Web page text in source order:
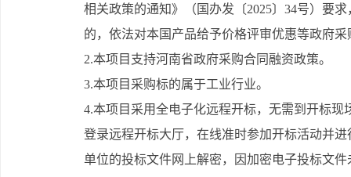
相关政策的通知》（国办发〔2025〕34号）要
的，依法对本国产品给予价格评审优惠等政府
2.本项目支持河南省政府采购合同融资政策。
3.本项目采购标的属于工业行业。
4.本项目采用全电子化远程开标，无需到开标
登录远程开标大厅，在线准时参加开标活动并
单位的投标文件网上解密，因加密电子投标文